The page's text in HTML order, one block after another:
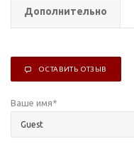
Дополнительно
ОСТАВИТЬ ОТЗЫВ
Ваше имя*